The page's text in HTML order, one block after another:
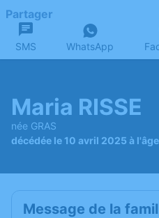
Partager
SMS WhatsApp
Maria RISSE
née GRAS
décédée le 10 avril 2025 à
Message de la